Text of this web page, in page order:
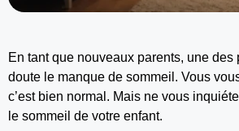
En tant que nouveaux parents, une
doute le manque de sommeil. Vous
c’est bien normal. Mais ne vous
le sommeil de votre enfant.